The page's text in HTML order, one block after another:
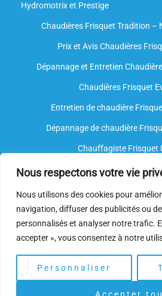
Nous respectons votre vie
Nous utilisons des cookies pour
navigation, diffuser des publicités ou
personnalisés et analyser notre trafic.
accepter », vous consentez à notre
Personnaliser
Hydromotrix et Prestige
Chaudières Frisquet Tradition –
Prix et Avis Chaudières
Dépannage et Entretien
Chaudières Frisquet
Entretien de chaudière
Dépannage de chaudière
Chauffagiste Frisquet
Nous intervenons sur toutes les
nous ne sommespas agréés par le
spécialisésdisposent néanmoins
le
dépannage.